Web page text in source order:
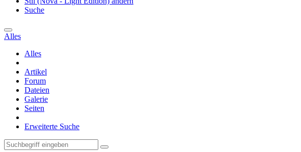
Suche
Alles
Alles
Artikel
Forum
Dateien
Galerie
Seiten
Erweiterte Suche